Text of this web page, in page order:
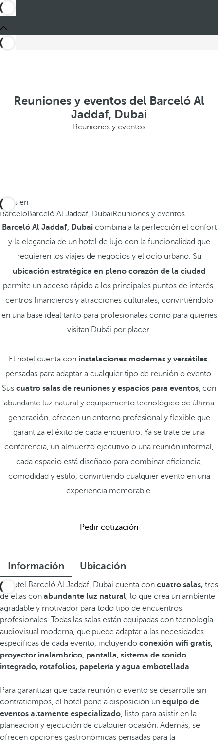
Reuniones y eventos del Barceló Al
Jaddaf, Dubai
Reuniones y eventos
Estás en
BarcelóBarceló Al Jaddaf, DubaiReuniones y eventos
Barceló Al Jaddaf, Dubaicombina a la perfección el confort
y la elegancia de un hotel de lujo con la funcionalidad que
requieren los viajes de negocios y el ocio urbano. Su
ubicación estratégica en pleno corazón de la ciudad
permite un acceso rápido a los principales puntos de interés,
centros financieros y atracciones culturales, convirtiéndolo
en una base ideal tanto para profesionales como para quienes
visitan Dubái por placer.
El hotel cuenta con instalaciones modernas y versátiles,
pensadas para adaptar a cualquier tipo de reunión o evento.
Sus cuatro salas de reuniones y espacios para eventos, con
abundante luz natural y equipamiento tecnológico de última
generación, ofrecen un entorno profesional y flexible que
garantiza el éxito de cada encuentro. Ya se trate de una
conferencia, un almuerzo ejecutivo o una reunión informal,
cada espacio está diseñado para combinar eficiencia,
comodidad y estilo, convirtiendo cualquier evento en una
experiencia memorable.
Pedir cotización
Información Ubicación
El hotel Barceló Al Jaddaf, Dubai cuenta con cuatro salas, tres
de ellas con abundante luz natural, lo que crea un ambiente
agradable y motivador para todo tipo de encuentros
profesionales. Todas las salas están equipadas con tecnología
audiovisual moderna, que puede adaptar a las necesidades
específicas de cada evento, incluyendo conexión wifi gratis,
proyector inalámbrico, pantalla, sistema de sonido
integrado, rotafolios, papelería y agua embotellada.
Para garantizar que cada reunión o evento se desarrolle sin
contratiempos, el hotel pone a disposición un equipo de
eventos altamente especializado, listo para asistir en la
planeación y ejecución de cualquier ocasión. Además, se
ofrecen opciones gastronómicas pensadas para la